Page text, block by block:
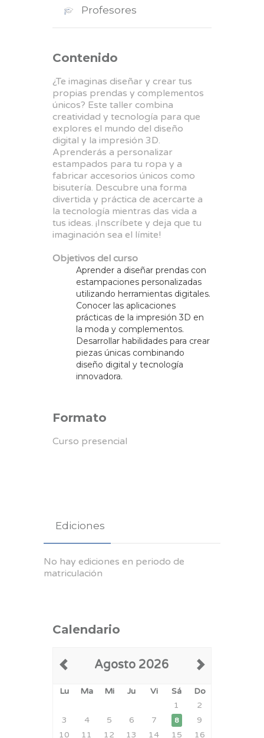
Profesores
Contenido
¿Te imaginas diseñar y crear tus
propias prendas y complementos
únicos? Este taller combina
creatividad y tecnología para que
explores el mundo del diseño
digital y la impresión 3D.
Aprenderás a personalizar
estampados para tu ropa y a
fabricar accesorios únicos como
bisutería. Descubre una forma
divertida y práctica de acercarte a
la tecnología mientras das vida a
tus ideas. ¡Inscríbete y deja que tu
imaginación sea el límite!
Objetivos del curso
Aprender a diseñar prendas con
estampaciones personalizadas
utilizando herramientas digitales.
Conocer las aplicaciones
prácticas de la impresión 3D en
la moda y complementos.
Desarrollar habilidades para crear
piezas únicas combinando
diseño digital y tecnología
innovadora.
Formato
Curso presencial
Ediciones
No hay ediciones en periodo de
matriculación
Calendario
Agosto 2026
Lu Ma Mi Ju Vi Sá
Do
1
2
3
4 5 6 7 8
9
10
11 12 13 14 15 16